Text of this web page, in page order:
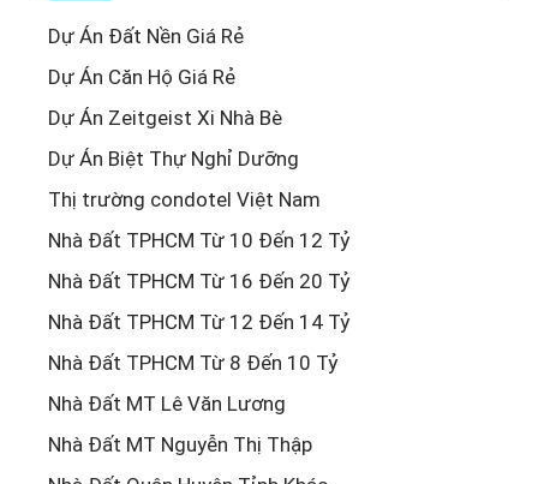
Dự Án Đất Nền Giá Rẻ
Dự Án Căn Hộ Giá Rẻ
Dự Án Zeitgeist Xi Nhà Bè
Dự Án Biệt Thự Nghỉ Dưỡng
Thị trường condotel Việt Nam
Nhà Đất TPHCM Từ 10 Đến 12 Tỷ
Nhà Đất TPHCM Từ 16 Đến 20 Tỷ
Nhà Đất TPHCM Từ 12 Đến 14 Tỷ
Nhà Đất TPHCM Từ 8 Đến 10 Tỷ
Nhà Đất MT Lê Văn Lương
Nhà Đất MT Nguyễn Thị Thập